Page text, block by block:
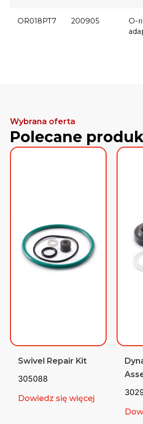
OR018PT7 200905
O-
Wybrana oferta
Polecane
Swivel Repair Kit
305088
Dowiedz się więcej